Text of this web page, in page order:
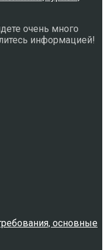
очень много
информацией!